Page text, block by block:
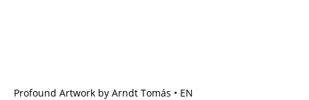
Profound Artwork by Arndt Tomás • EN